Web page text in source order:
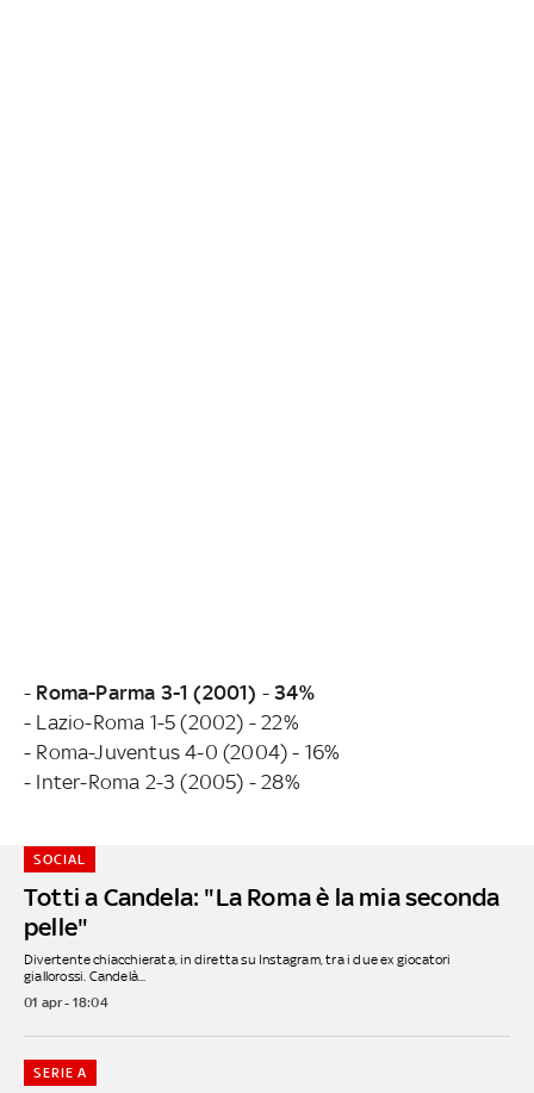
- Roma-Parma 3-1 (2001) -34%
- Lazio-Roma 1-5 (2002) - 22%
- Roma-Juventus 4-0 (2004) - 16%
- Inter-Roma 2-3 (2005) - 28%
Totti a Candela: "La Roma è la mia seconda
pelle"
SOCIAL
Divertente chiacchierata, in diretta su Instagram, tra i due ex giocatori
giallorossi. Candelà...
01 apr - 18:04
SERIE A